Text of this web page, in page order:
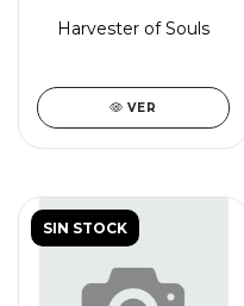
Harvester of Souls
VER
SIN STOCK